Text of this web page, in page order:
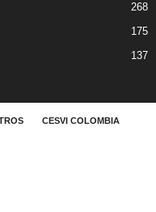
268
175
137
CESVI COLOMBIA